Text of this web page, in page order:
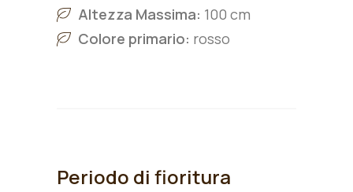
Altezza Massima: 100 cm
Colore primario: rosso
Periodo di fioritura